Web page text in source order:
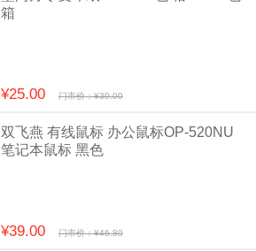
箱
¥25.00 门市价：¥30.00
双飞燕 有线鼠标 办公鼠标OP-520NU
笔记本鼠标 黑色
¥39.00 门市价：¥46.80